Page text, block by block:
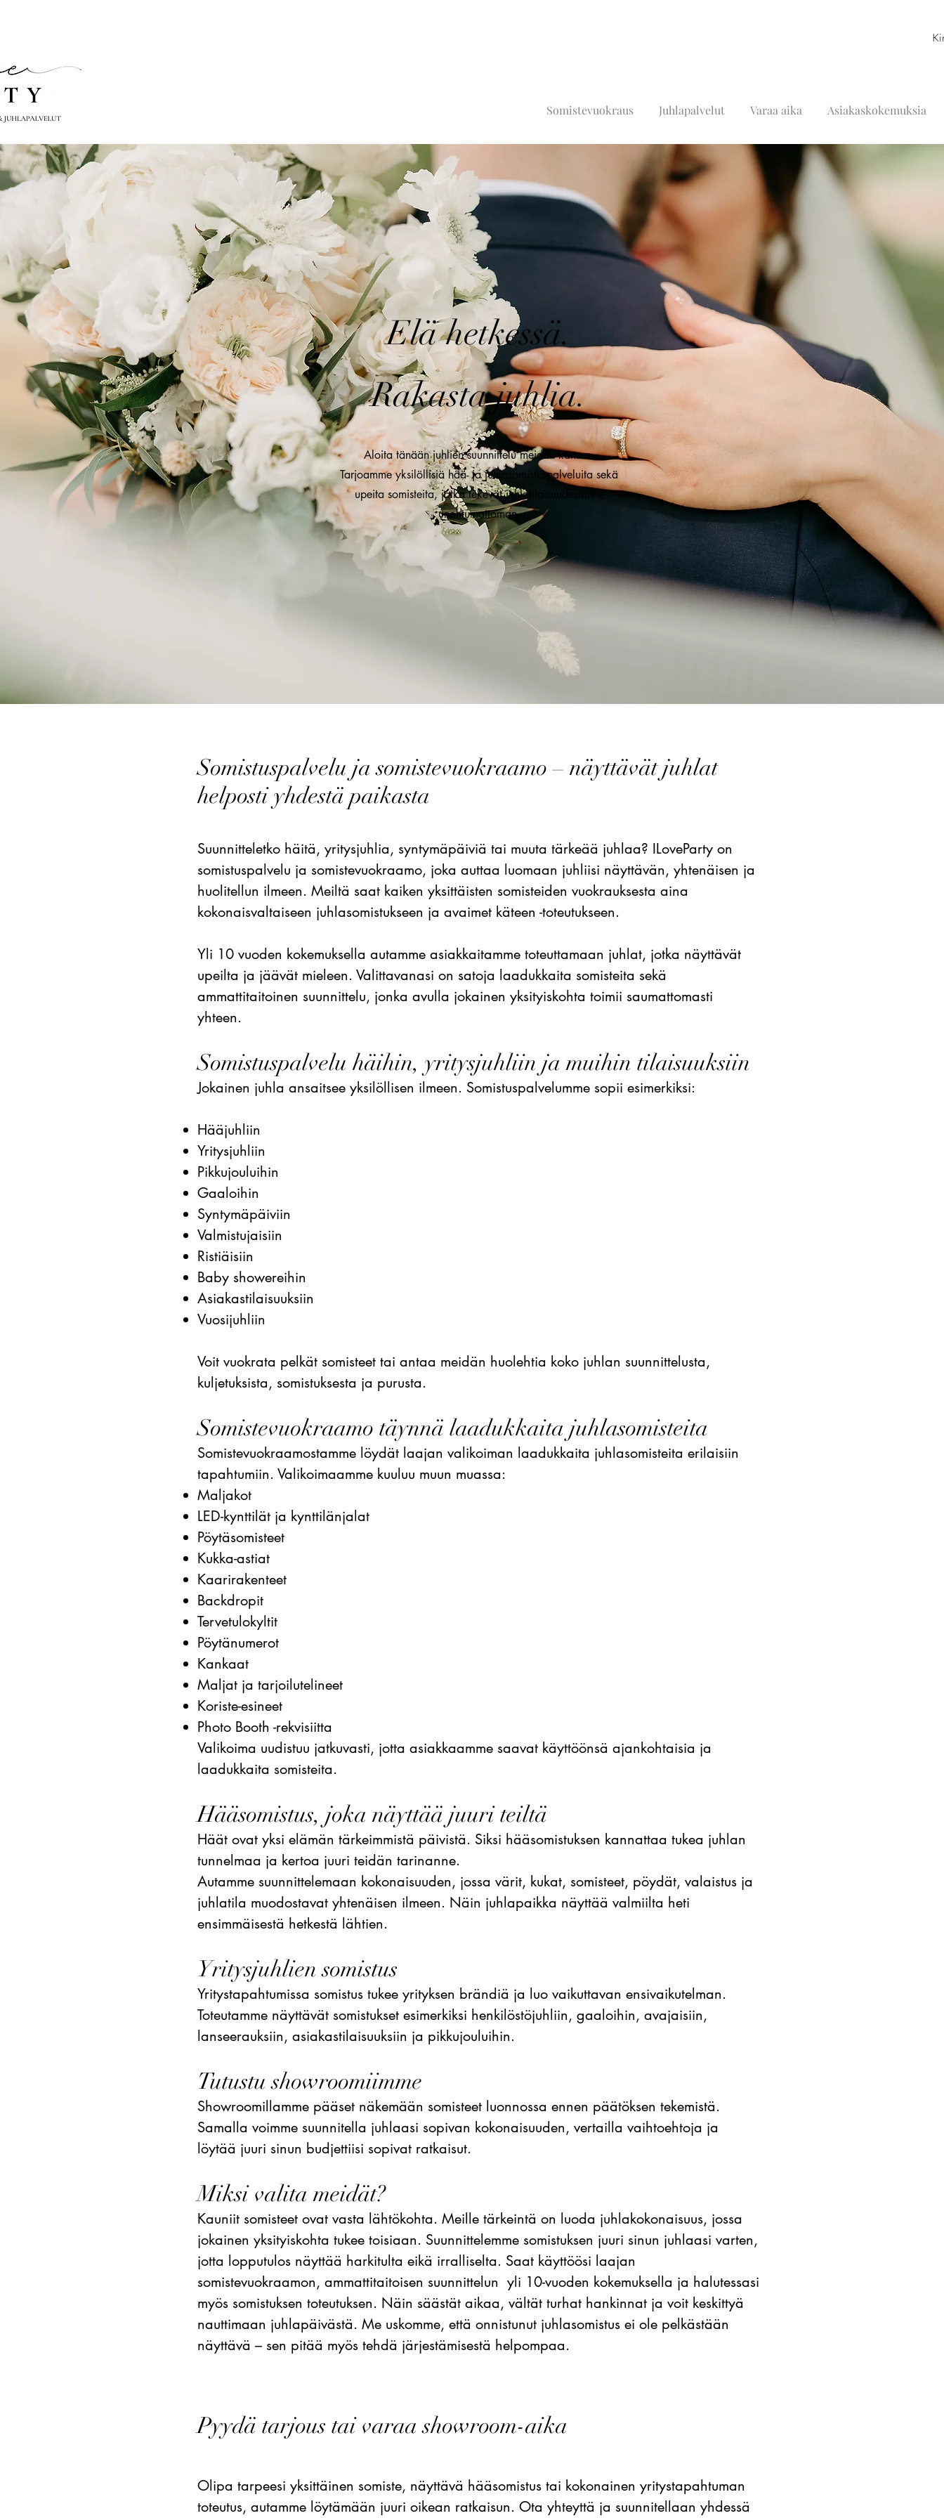
Somistevuokraus Juhlapalvelut Varaa aika Asiakaskokemuksia
Elä hetkessä.
Rakasta juhlia.
Aloita tänään juhlien suunnittelu meidän kanssa.
Tarjoamme yksilöllisiä hää- ja juhlasomistuspalveluita sekä
upeita somisteita, jotka tekevät juhlatilaisuudestanne
unohtumattoman.
Somistuspalvelu ja somistevuokraamo – näyttävät juhlat
helposti yhdestä paikasta
Suunnitteletko häitä, yritysjuhlia, syntymäpäiviä tai muuta tärkeää juhlaa? ILoveParty on
somistuspalvelu ja somistevuokraamo, joka auttaa luomaan juhliisi näyttävän, yhtenäisen ja
huolitellun ilmeen. Meiltä saat kaiken yksittäisten somisteiden vuokrauksesta aina
kokonaisvaltaiseen juhlasomistukseen ja avaimet käteen -toteutukseen.
Yli 10 vuoden kokemuksella autamme asiakkaitamme toteuttamaan juhlat, jotka näyttävät
upeilta ja jäävät mieleen. Valittavanasi on satoja laadukkaita somisteita sekä
ammattitaitoinen suunnittelu, jonka avulla jokainen yksityiskohta toimii saumattomasti
yhteen.
Somistuspalvelu häihin, yritysjuhliin ja muihin tilaisuuksiin
Jokainen juhla ansaitsee yksilöllisen ilmeen. Somistuspalvelumme sopii esimerkiksi:
Hääjuhliin
Yritysjuhliin
Pikkujouluihin
Gaaloihin
Syntymäpäiviin
Valmistujaisiin
Ristiäisiin
Baby showereihin
Asiakastilaisuuksiin
Vuosijuhliin
Voit vuokrata pelkät somisteet tai antaa meidän huolehtia koko juhlan suunnittelusta,
kuljetuksista, somistuksesta ja purusta.
Somistevuokraamo täynnä laadukkaita juhlasomisteita
Somistevuokraamostamme löydät laajan valikoiman laadukkaita juhlasomisteita erilaisiin
tapahtumiin. Valikoimaamme kuuluu muun muassa:
Maljakot
LED-kynttilät ja kynttilänjalat
Pöytäsomisteet
Kukka-astiat
Kaarirakenteet
Backdropit
Tervetulokyltit
Pöytänumerot
Kankaat
Maljat ja tarjoilutelineet
Koriste-esineet
Photo Booth -rekvisiitta
Valikoima uudistuu jatkuvasti, jotta asiakkaamme saavat käyttöönsä ajankohtaisia ja
laadukkaita somisteita.
Hääsomistus, joka näyttää juuri teiltä
Häät ovat yksi elämän tärkeimmistä päivistä. Siksi hääsomistuksen kannattaa tukea juhlan
tunnelmaa ja kertoa juuri teidän tarinanne.
Autamme suunnittelemaan kokonaisuuden, jossa värit, kukat, somisteet, pöydät, valaistus ja
juhlatila muodostavat yhtenäisen ilmeen. Näin juhlapaikka näyttää valmiilta heti
ensimmäisestä hetkestä lähtien.
Yritysjuhlien somistus
Yritystapahtumissa somistus tukee yrityksen brändiä ja luo vaikuttavan ensivaikutelman.
Toteutamme näyttävät somistukset esimerkiksi henkilöstöjuhliin, gaaloihin, avajaisiin,
lanseerauksiin, asiakastilaisuuksiin ja pikkujouluihin.
Tutustu showroomiimme
Showroomillamme pääset näkemään somisteet luonnossa ennen päätöksen tekemistä.
Samalla voimme suunnitella juhlaasi sopivan kokonaisuuden, vertailla vaihtoehtoja ja
löytää juuri sinun budjettiisi sopivat ratkaisut.
Miksi valita meidät?
Kauniit somisteet ovat vasta lähtökohta. Meille tärkeintä on luoda juhlakokonaisuus, jossa
jokainen yksityiskohta tukee toisiaan. Suunnittelemme somistuksen juuri sinun juhlaasi varten,
jotta lopputulos näyttää harkitulta eikä irralliselta. Saat käyttöösi laajan
somistevuokraamon, ammattitaitoisen suunnittelun yli 10-vuoden kokemuksella ja halutessasi
myös somistuksen toteutuksen. Näin säästät aikaa, vältät turhat hankinnat ja voit keskittyä
nauttimaan juhlapäivästä. Me uskomme, että onnistunut juhlasomistus ei ole pelkästään
näyttävä – sen pitää myös tehdä järjestämisestä helpompaa.
Pyydä tarjous tai varaa showroom-aika
Olipa tarpeesi yksittäinen somiste, näyttävä hääsomistus tai kokonainen yritystapahtuman
toteutus, autamme löytämään juuri oikean ratkaisun. Ota yhteyttä ja suunnitellaan yhdessä